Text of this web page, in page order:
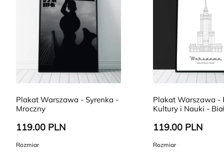
Plakat Warszawa - Syrenka -
Mroczny
119.00 PLN
Rozmiar
Plakat Warszawa -
Kultury i Nauki -
119.00 PLN
Rozmiar